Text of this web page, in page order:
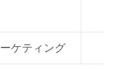
ケティング